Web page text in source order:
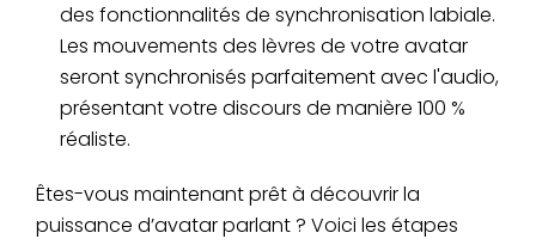
des fonctionnalités de synchronisation labiale.
Les mouvements des lèvres de votre avatar
seront synchronisés parfaitement avec l'audio,
présentant votre discours de manière 100 %
réaliste.
Êtes-vous maintenant prêt à découvrir la
puissance d’avatar parlant ? Voici les étapes